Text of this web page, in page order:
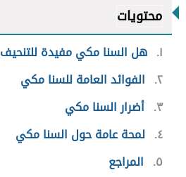
محتويات
١ هل السنا مكي مفيدة للتنحيف
٢ الفوائد العامة للسنا مكي
٣ أضرار السنا مكي
٤ لمحة عامة حول السنا مكي
٥
المراجع